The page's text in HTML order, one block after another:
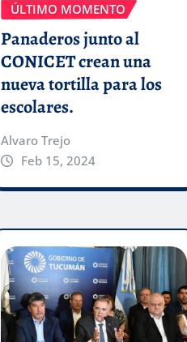
ÚLTIMO MOMENTO
Panaderos junto al
CONICET crean una
nueva tortilla para los
escolares.
Alvaro Trejo
Feb 15, 2024